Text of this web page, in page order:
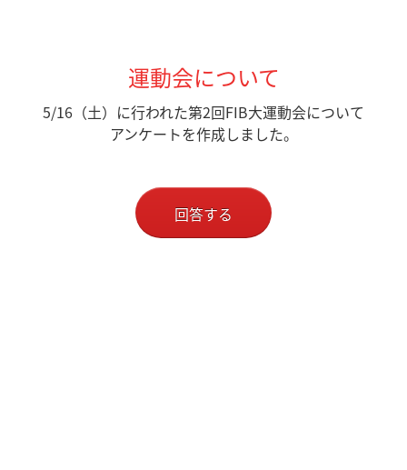
運動会について
5/16（土）に行われた第2回FIB大運動会について
アンケートを作成しました。
回答する